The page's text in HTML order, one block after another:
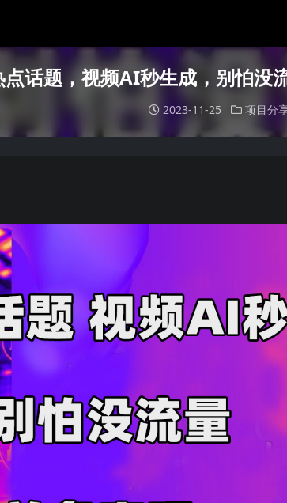
点话题，视频AI秒生成，别怕没
2023-11-25 项目分